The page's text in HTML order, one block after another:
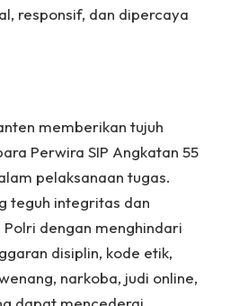
responsif, dan dipercaya
memberikan tujuh
Perwira SIP Angkatan 55
pelaksanaan tugas.
teguh integritas dan
dengan menghindari
disiplin, kode etik,
narkoba, judi online,